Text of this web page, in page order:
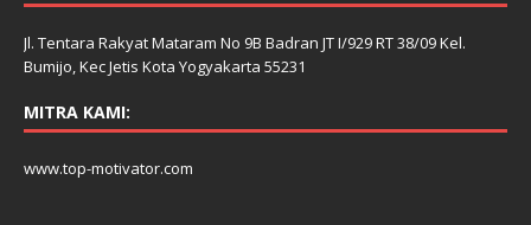
Jl. Tentara Rakyat Mataram No 9B Badran JT I/929 RT 38/09 Kel.
Bumijo, Kec Jetis Kota Yogyakarta 55231
MITRA KAMI:
www.top-motivator.com